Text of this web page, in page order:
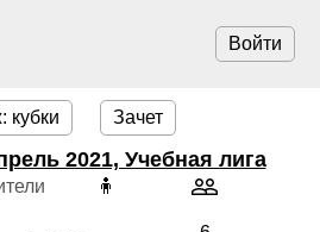
Войти
кубки Зачет
2021, Учебная лига
🧍